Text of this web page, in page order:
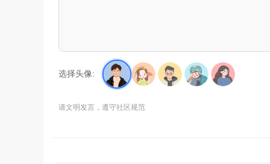
选择头像:
请文明发言，遵守社区规范